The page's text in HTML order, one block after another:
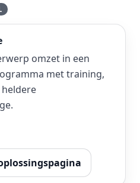
omzet in een
met training,